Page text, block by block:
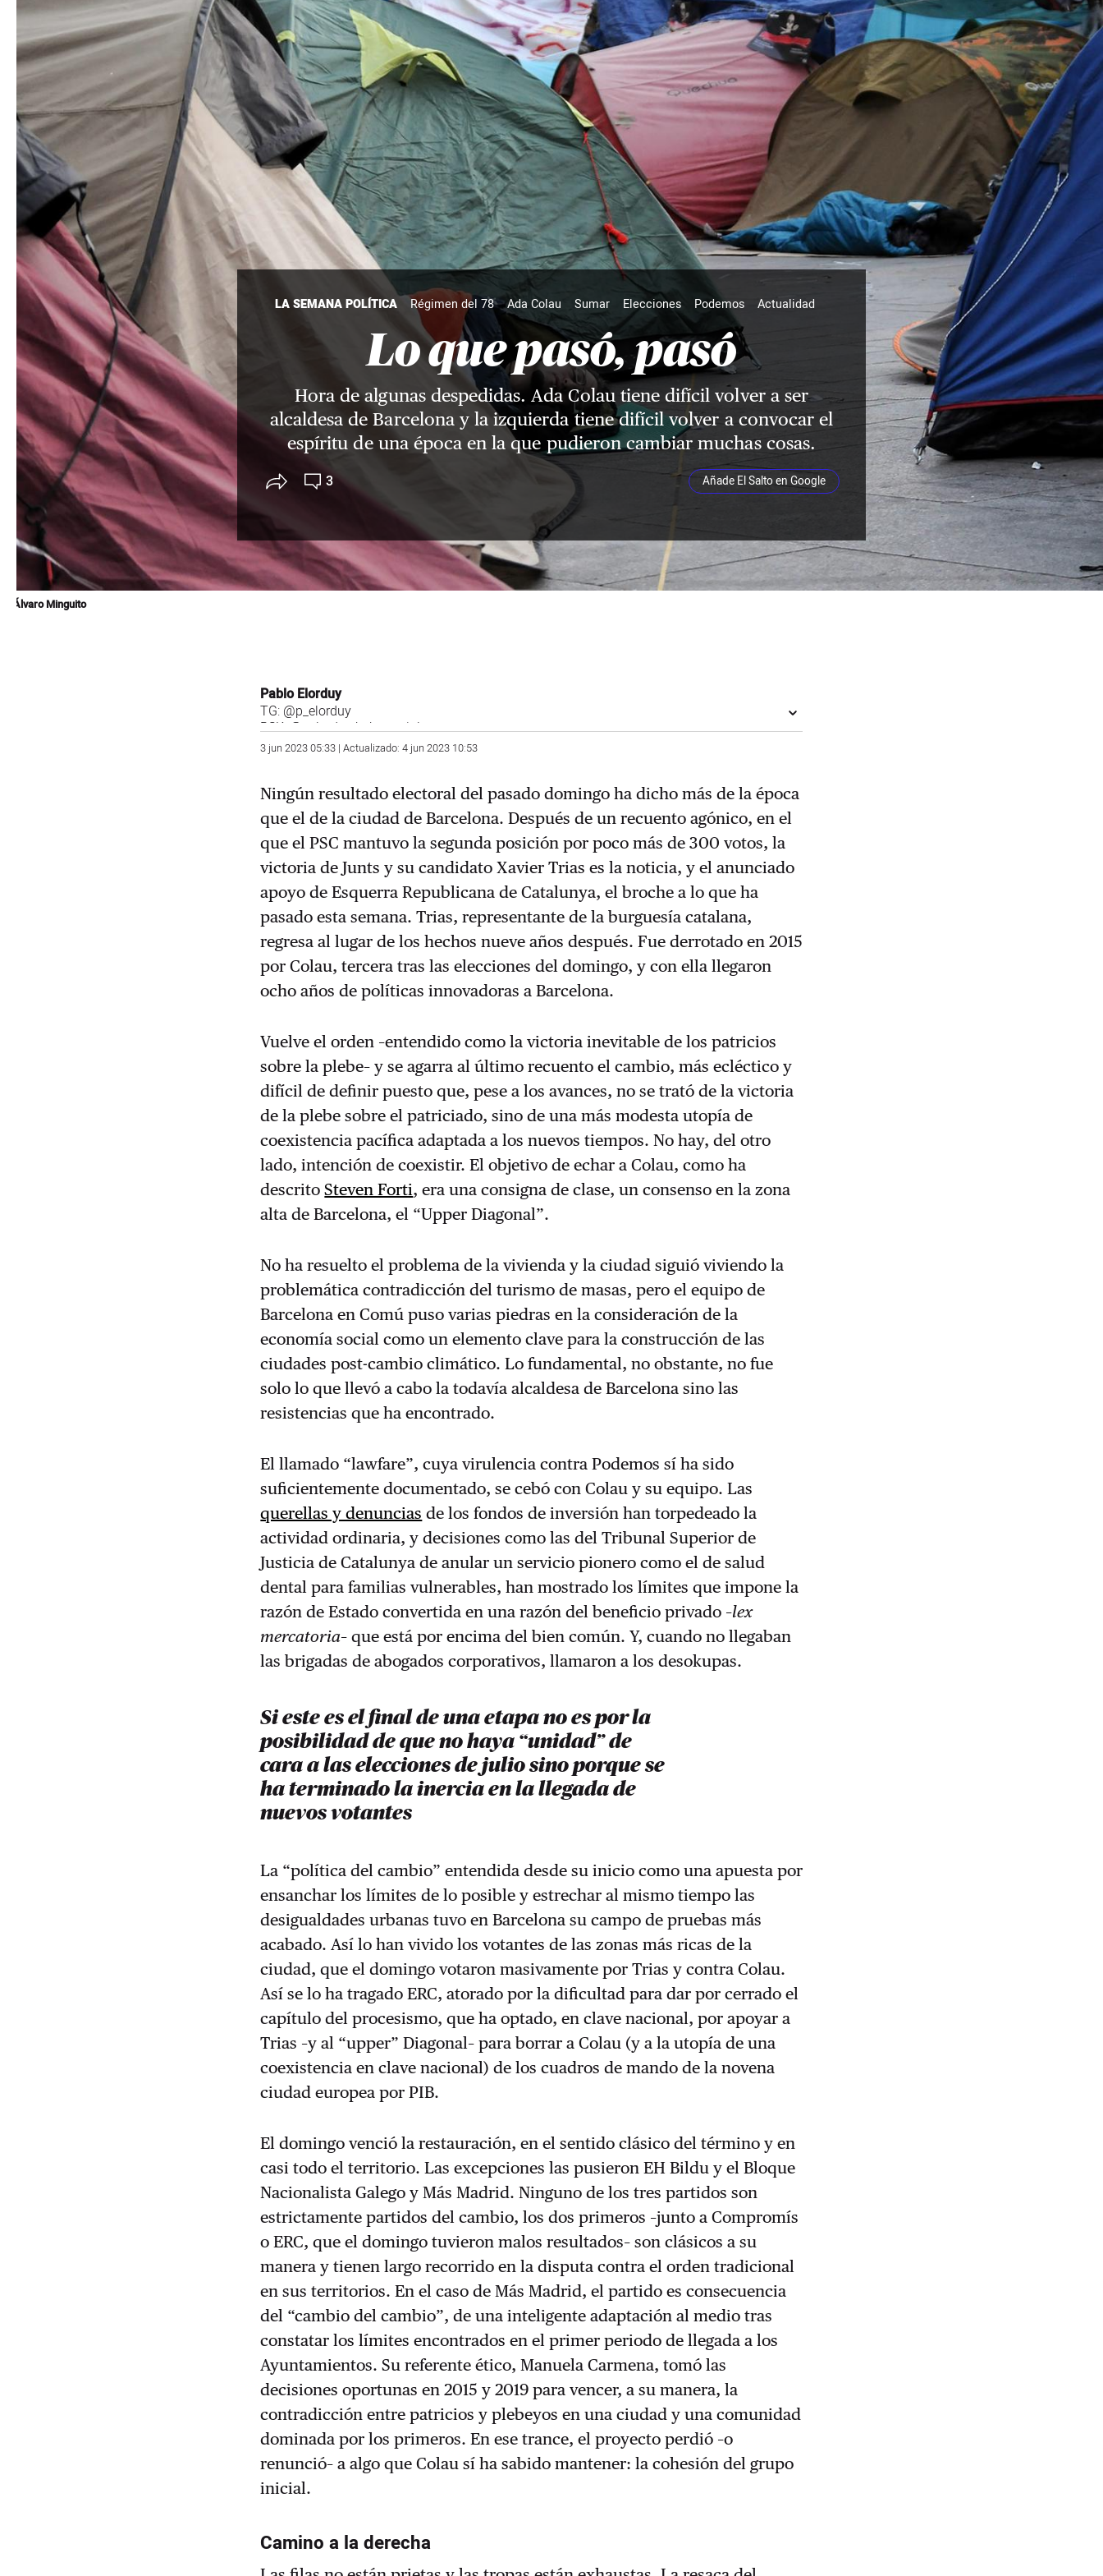
Álvaro Minguito
LA SEMANA POLÍTICA Régimen del 78 Ada Colau Sumar Elecciones Podemos Actualidad
Lo que pasó, pasó
Hora de algunas despedidas. Ada Colau tiene difícil volver a ser
alcaldesa de Barcelona y la izquierda tiene difícil volver a convocar el
espíritu de una época en la que pudieron cambiar muchas cosas.
3 Añade El Salto en Google
Pablo Elorduy
TG: @p_elorduy
BSK:@pelorduy.bsky.social
3 jun 2023 05:33 | Actualizado: 4 jun 2023 10:53
Ningún resultado electoral del pasado domingo ha dicho más de la época
que el de la ciudad de Barcelona. Después de un recuento agónico, en el
que el PSC mantuvo la segunda posición por poco más de 300 votos, la
victoria de Junts y su candidato Xavier Trias es la noticia, y el anunciado
apoyo de Esquerra Republicana de Catalunya, el broche a lo que ha
pasado esta semana. Trias, representante de la burguesía catalana,
regresa al lugar de los hechos nueve años después. Fue derrotado en 2015
por Colau, tercera tras las elecciones del domingo, y con ella llegaron
ocho años de políticas innovadoras a Barcelona.
Vuelve el orden –entendido como la victoria inevitable de los patricios
sobre la plebe– y se agarra al último recuento el cambio, más ecléctico y
difícil de definir puesto que, pese a los avances, no se trató de la victoria
de la plebe sobre el patriciado, sino de una más modesta utopía de
coexistencia pacífica adaptada a los nuevos tiempos. No hay, del otro
lado, intención de coexistir. El objetivo de echar a Colau, como ha
descritoSteven Forti, era una consigna de clase, un consenso en la zona
alta de Barcelona, el “Upper Diagonal”.
No ha resuelto el problema de la vivienda y la ciudad siguió viviendo la
problemática contradicción del turismo de masas, pero el equipo de
Barcelona en Comú puso varias piedras en la consideración de la
economía social como un elemento clave para la construcción de las
ciudades post-cambio climático. Lo fundamental, no obstante, no fue
solo lo que llevó a cabo la todavía alcaldesa de Barcelona sino las
resistencias que ha encontrado.
El llamado “lawfare”, cuya virulencia contra Podemos sí ha sido
suficientemente documentado, se cebó con Colau y su equipo. Las
querellas y denuncias de los fondos de inversión han torpedeado la
actividad ordinaria, y decisiones como las del Tribunal Superior de
Justicia de Catalunya de anular un servicio pionero como el de salud
dental para familias vulnerables, han mostrado los límites que impone la
razón de Estado convertida en una razón del beneficio privado –lex
mercatoria– que está por encima del bien común. Y, cuando no llegaban
las brigadas de abogados corporativos, llamaron a los desokupas.
Si este es el final de una etapa no es por la
posibilidad de que no haya “unidad” de
cara a las elecciones de julio sino porque se
ha terminado la inercia en la llegada de
nuevos votantes
La “política del cambio” entendida desde su inicio como una apuesta por
ensanchar los límites de lo posible y estrechar al mismo tiempo las
desigualdades urbanas tuvo en Barcelona su campo de pruebas más
acabado. Así lo han vivido los votantes de las zonas más ricas de la
ciudad, que el domingo votaron masivamente por Trias y contra Colau.
Así se lo ha tragado ERC, atorado por la dificultad para dar por cerrado el
capítulo del procesismo, que ha optado, en clave nacional, por apoyar a
Trias –y al “upper” Diagonal– para borrar a Colau (y a la utopía de una
coexistencia en clave nacional) de los cuadros de mando de la novena
ciudad europea por PIB.
El domingo venció la restauración, en el sentido clásico del término y en
casi todo el territorio. Las excepciones las pusieron EH Bildu y el Bloque
Nacionalista Galego y Más Madrid. Ninguno de los tres partidos son
estrictamente partidos del cambio, los dos primeros –junto a Compromís
o ERC, que el domingo tuvieron malos resultados– son clásicos a su
manera y tienen largo recorrido en la disputa contra el orden tradicional
en sus territorios. En el caso de Más Madrid, el partido es consecuencia
del “cambio del cambio”, de una inteligente adaptación al medio tras
constatar los límites encontrados en el primer periodo de llegada a los
Ayuntamientos. Su referente ético, Manuela Carmena, tomó las
decisiones oportunas en 2015 y 2019 para vencer, a su manera, la
contradicción entre patricios y plebeyos en una ciudad y una comunidad
dominada por los primeros. En ese trance, el proyecto perdió –o
renunció– a algo que Colau sí ha sabido mantener: la cohesión del grupo
inicial.
Camino a la derecha